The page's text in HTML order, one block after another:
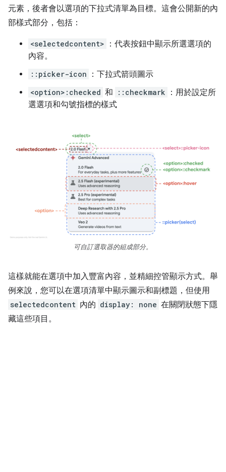
元素，後者會以選項的下拉式清單為目標。這會公開新的內
部樣式部分，包括：
<selectedcontent>
：代表按鈕中顯示所選選項的
內容。
::picker-icon ：下拉式箭頭圖示
<option>:checked 和 ::checkmark
：用於設定所
選選項和勾號指標的樣式
可自訂選取器的組成部分。
這樣就能在選項中加入豐富內容，並精細控管顯示方式。舉
例來說，您可以在選項清單中顯示圖示和副標題，但使用
selectedcontent 內的 display: none 在關閉狀態下隱
藏這些項目。